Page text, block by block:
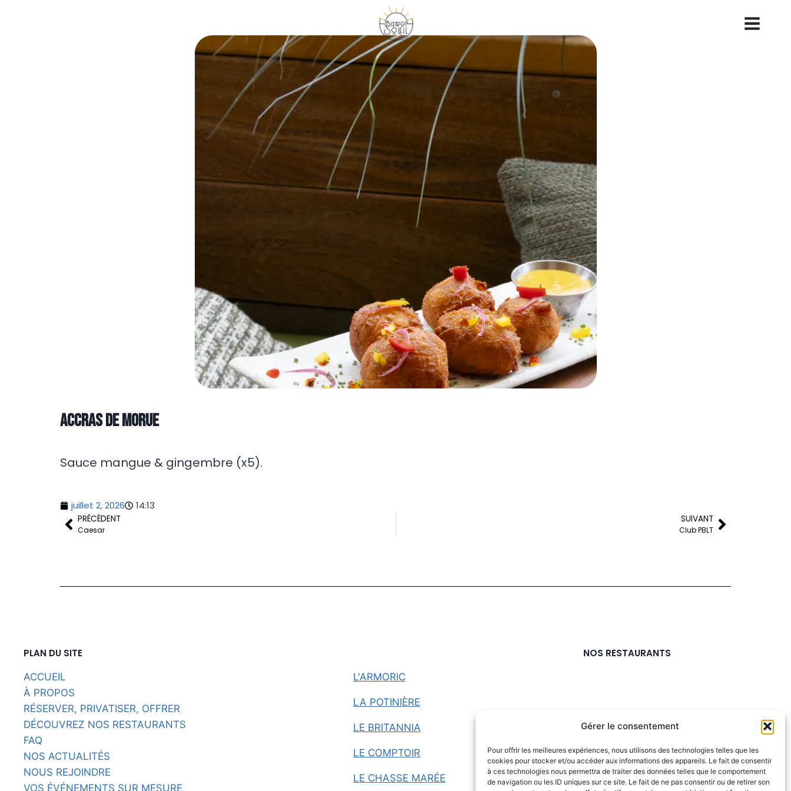
Gérer le consentement
Pour offrir les meilleures expériences, nous utilisons des technologies telles que les
cookies pour stocker et/ou accéder aux informations des appareils. Le fait de consentir
à ces technologies nous permettra de traiter des données telles que le comportement
de navigation ou les ID uniques sur ce site. Le fait de ne pas consentir ou de retirer son
Accras de Morue
Sauce mangue & gingembre (x5).
juillet 2, 2026 14:13
PRÉCÉDENT
Caesar
SUIVANT
Club PBLT
PLAN DU SITE
ACCUEIL
À PROPOS
RÉSERVER, PRIVATISER, OFFRER
DÉCOUVREZ NOS RESTAURANTS
FAQ
NOS ACTUALITÉS
NOUS REJOINDRE
VOS ÉVÉNEMENTS SUR MESURE
NOS RESTAURANTS
L'ARMORIC
LA POTINIÈRE
LE BRITANNIA
LE COMPTOIR
LE CHASSE MARÉE